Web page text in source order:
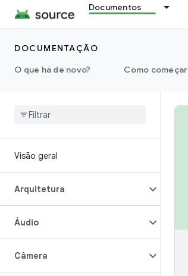
Documentos
DOCUMENTAÇÃO
O que há de novo?
Como começar
Visão geral
Arquitetura
Áudio
Câmera